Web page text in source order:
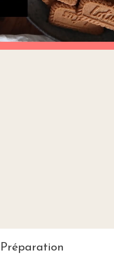
Préparation